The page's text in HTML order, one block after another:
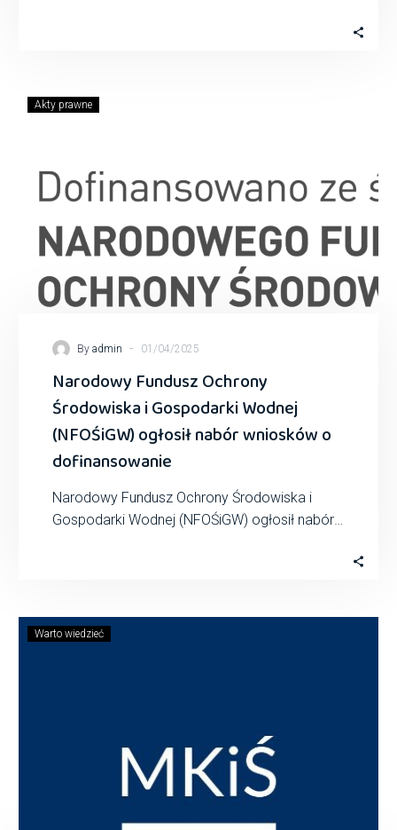
Akty prawne
By admin - 01/04/2025
Narodowy Fundusz Ochrony
Środowiska i Gospodarki Wodnej
(NFOŚiGW) ogłosił nabór wniosków o
dofinansowanie
Narodowy Fundusz Ochrony Środowiska i
Gospodarki Wodnej (NFOŚiGW) ogłosił nabór
Warto wiedzieć